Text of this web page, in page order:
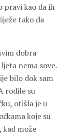
pravi kao da ih
tako da
dobra
nema sove.
bilo dok sam
rodile su
otišla je u
koje su
kad može